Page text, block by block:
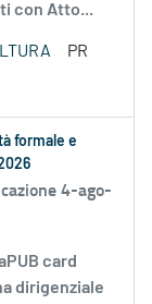
con Atto...
PR
formale e
4-ago-
card
dirigenziale